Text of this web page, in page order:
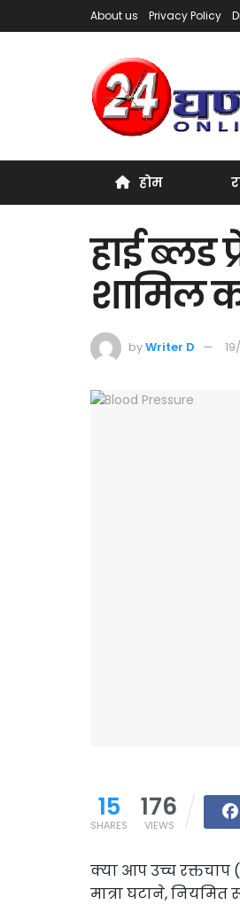
About us Privacy Policy
होम
हाई ब्लड
शामिल
byWriter D
15
SHARES
176
VIEWS
क्या आप उच्च रक्तचाप
मात्रा घटाने,